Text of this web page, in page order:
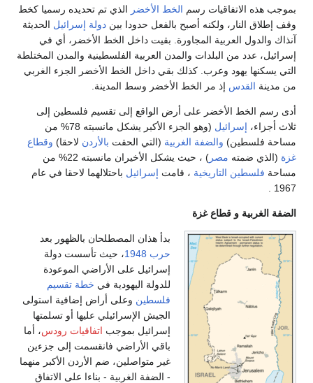
الاتفاقيات رسمالخط الأخضر الذي تم تحديده رسميا كخط
النار، ولكنه أصبح بالفعل حدودا بيندولة إسرائيل الحديثة
العربية المجاورة. بقيت داخل الخط الأخضر، أي في
عدد من البلدات والمدن العربية الفلسطينية والمدن المختلطة
يهود وعرب. كذلك بقي داخل الخط الأخضر الجزء الغربي
القدس إذ مر الخط الأخضر وسط المدينة.
الأخضر على أرض الواقع إلى تقسيم فلسطين إلى
إسرائيل
(وهو الجزء الأكبر يشكل مانسبته 78% من
والضفة الغربية(التي الحقت بالأردنلاحقا)وقطاع
ضمته مصر
) ، حيث يشكل الأخيران مانسبته 22% من
التاريخية، قامت إسرائيلباحتلالهما لاحقا في عام
و قطاع غزة
بدأ هذان المصطلحان بالظهور بعد
، حيث تأسست دولة
إسرائيل على الأراضي الموعودة
للدولة اليهودية فيخطة تقسيم
فلسطين
وعلى أراض إضافية استولى
الجيش الإسرائيلي عليها أو تسلمتها
إسرائيل بموجب اتفاقيات رودس، أما
باقي الأراضي فانقسمت إلى جزءين
غير متواصلين، ضم الأردن الأكبر منهما
- الضفة الغربية - بناءا على الاتفاق